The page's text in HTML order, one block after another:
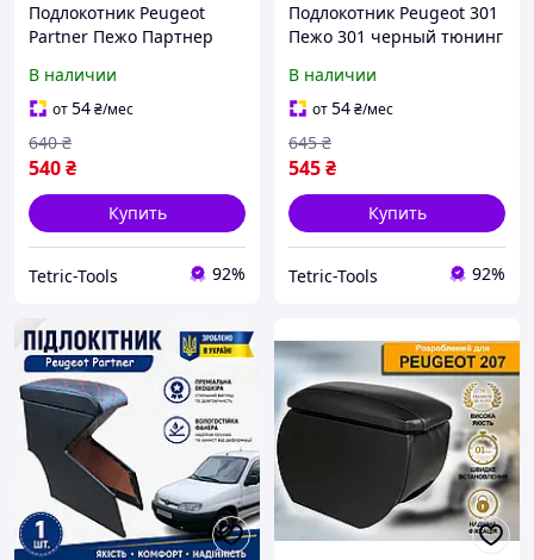
Подлокотник Peugeot
Partner Пежо Партнер
обвес Бокс бардачок
Tuning Аксессуары
В наличии
от54₴/мес
540₴
640 ₴
Купить
Tetric-Tools 92%
Подлокотник Peugeot 301
Пежо 301 черный тюнинг
бардачок Tuning
Аксессуары
В наличии
от54₴/мес
545₴
645 ₴
Купить
Tetric-Tools 92%